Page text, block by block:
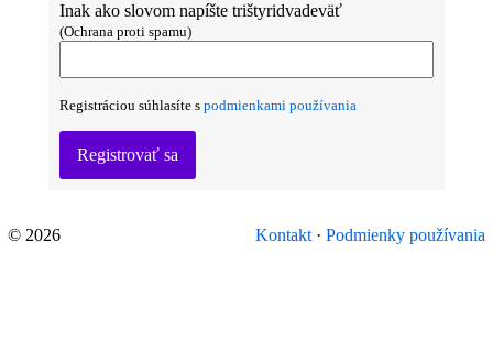
Inak ako slovom napíšte trištyridvadeväť
(Ochrana proti spamu)
Registráciou súhlasíte s podmienkami používania
Registrovať sa
© 2026 Kontakt· Podmienky používania